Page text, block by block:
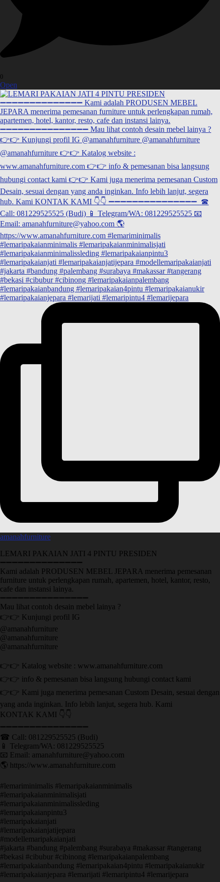
0
Open
amanahfurniture
LEMARI PAKAIAN JATI 4 PINTU PRESIDEN
➖➖➖➖➖➖➖➖➖➖➖➖➖➖
Kami adalah PRODUSEN MEBEL JEPARA menerima pemesanan
furniture untuk perlengkapan rumah, apartemen, hotel, kantor, resto,
cafe dan instansi lainya.
➖➖➖➖➖➖➖➖➖➖➖➖➖➖➖
Mau lihat contoh desain mebel lainya ?
👉👉 Kunjungi profil IG
@amanahfurniture
@amanahfurniture
@amanahfurniture
👉👉 Katalog website : www.amanahfurniture.com
👉👉 info & pemesanan bisa langsung hubungi contact kami
👉👉 Kami juga menerima pemesanan Custom Desain, sesuai dengan
yang anda inginkan. Info lebih lanjut, segera hub. Kami
KONTAK KAMI 👇👇
➖➖➖➖➖➖➖➖➖➖➖➖➖➖➖ ㅤ
☎ Call: 081229525525 (Budi)
📱 Telegram/WA: 081229525525
📧 Email: amanahfurniture@yahoo.com
🌎 https://www.amanahfurniture.com
#lemariminimalis #lemaripakaianminimalis
#lemaripakaianminimalisjati
#lemaripakaianminimalissleding
#lemaripakaianpintu3
#lemaripakaianjati
#lemaripakaianjatijepara
#modellemaripakaianjati
#jakarta #bandung #palembang #surabaya #makassar #tangerang
#bekasi #cibubur #cibinong #lemaripakaianpalembang
#lemaripakaianbandung #lemaripakaian4pintu #lemaripakaianukir
#lemaripakaianjepara #lemarijati #lemaripintu4 #lemarijepara